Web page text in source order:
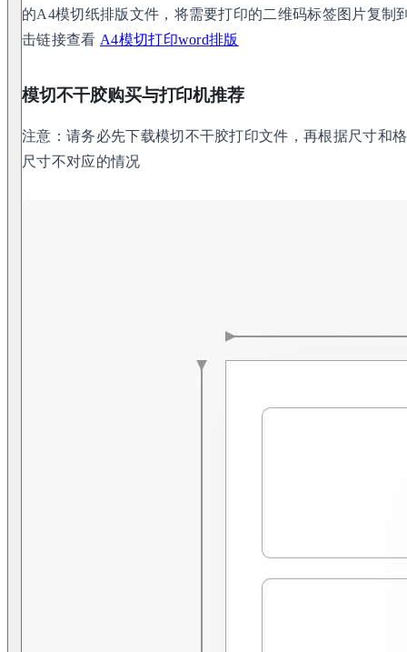
的A4模切纸排版文件，将需要打印的二维码标签图片复制
击链接查看 A4模切打印word排版
模切不干胶购买与打印机推荐
注意：请务必先下载模切不干胶打印文件，再根据尺寸和
尺寸不对应的情况